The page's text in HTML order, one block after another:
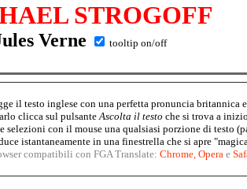
STROGOFF
Verne tooltip on/off
il testo inglese con una perfetta pronuncia britannica
clicca sul pulsanteAscolta il testo che si trova a
selezioni con il mouse una qualsiasi porzione di testo
istantaneamente in una finestrella che si apre
compatibili con FGA Translate: Chrome, Operae